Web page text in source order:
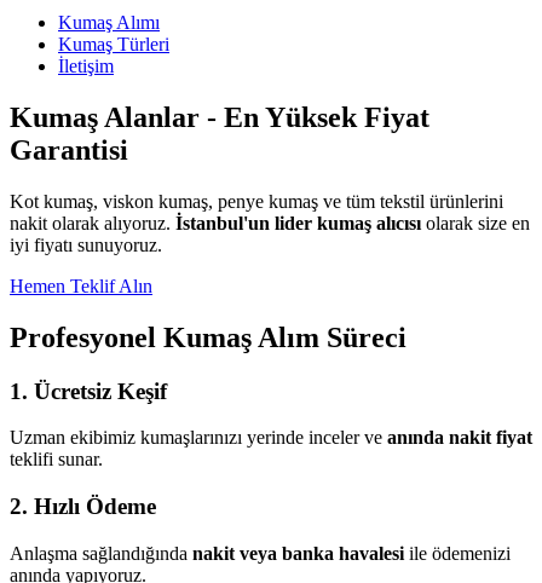
Kumaş Alımı
Kumaş Türleri
İletişim
Kumaş Alanlar - En Yüksek Fiyat
Garantisi
Kot kumaş, viskon kumaş, penye kumaş ve tüm tekstil ürünlerini
nakit olarak alıyoruz. İstanbul'un lider kumaş alıcısı olarak size en
iyi fiyatı sunuyoruz.
Hemen Teklif Alın
Profesyonel Kumaş Alım Süreci
1. Ücretsiz Keşif
Uzman ekibimiz kumaşlarınızı yerinde inceler ve anında nakit fiyat
teklifi sunar.
2. Hızlı Ödeme
Anlaşma sağlandığında nakit veya banka havalesi ile ödemenizi
anında yapıyoruz.